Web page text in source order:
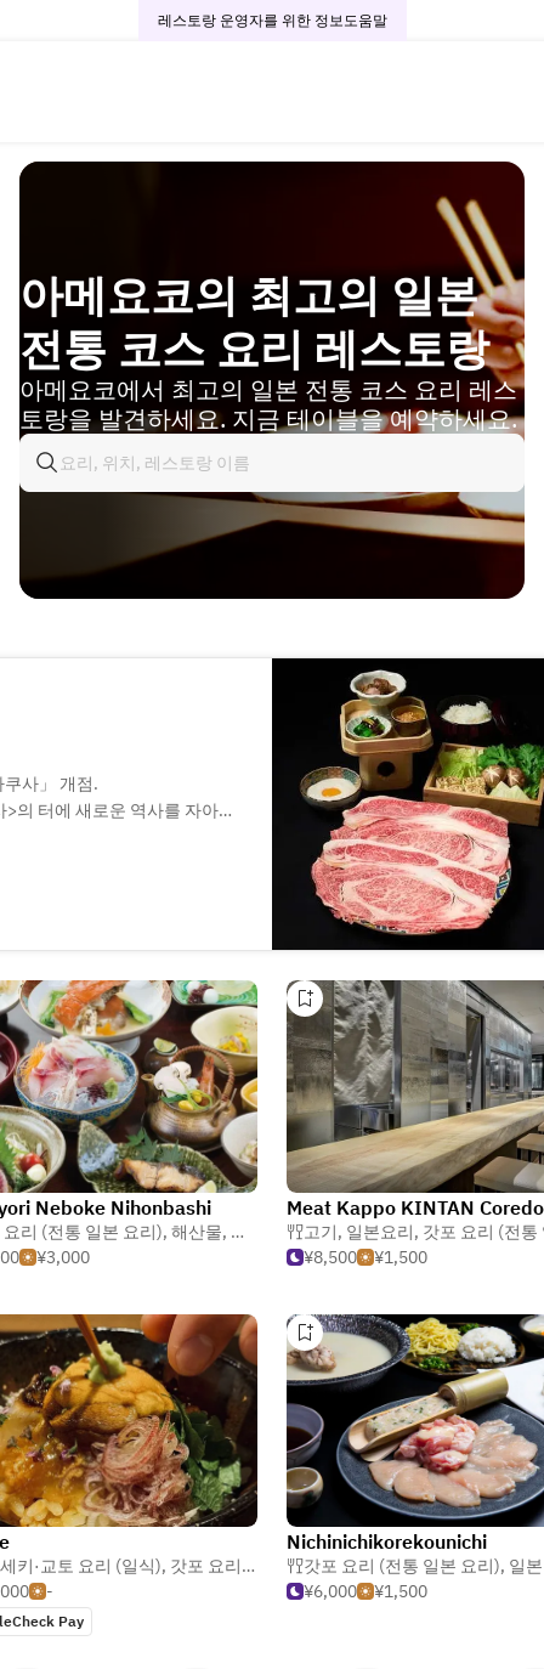
레스토랑 운영자를 위한 정보도움말
아메요코의 최고의 일본
전통 코스 요리 레스토랑
아메요코에서 최고의 일본 전통 코스 요리 레스
토랑을 발견하세요. 지금 테이블을 예약하세요.
사」 개점.
의 터에 새로운 역사를 자아낸
Neboke Nihonbashi
리 (전통 일본 요리), 해산물, 이자카야
¥3,000
고기, 일본요리, 갓포 요리 (전통 일
¥8,500
¥1,500
요리
키·교토 요리 (일식), 갓포 요리 (전통 일본 요리) , 교토 요리
-
Pay
Nichinichikorekounichi
갓포 요리 (전통 일본 요리), 일
¥6,000
¥1,500